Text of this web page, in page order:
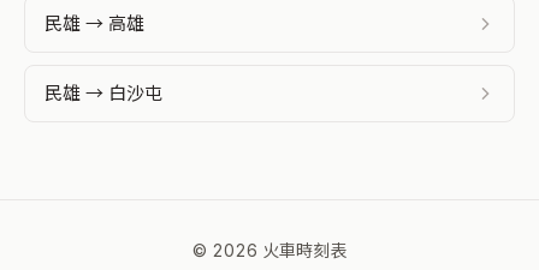
民雄 → 高雄
民雄 → 白沙屯
© 2026 火車時刻表